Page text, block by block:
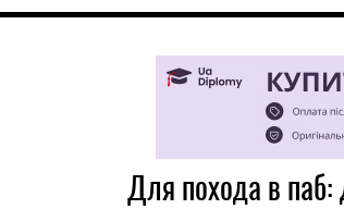
Для похода в